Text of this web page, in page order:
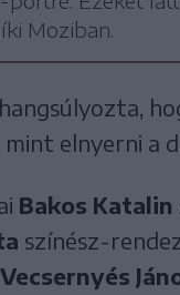
Moziban.
elnyerni a
Bakos Katalin
színész-
Vecsernyés